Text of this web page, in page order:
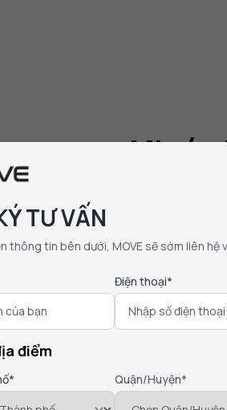
Hàng triệu sản phẩm bán
TƯ VẤN
thông tin bên dưới, MOVE sẽ sớm liên hệ
Điện thoại*
điểm
Quận/Huyện*